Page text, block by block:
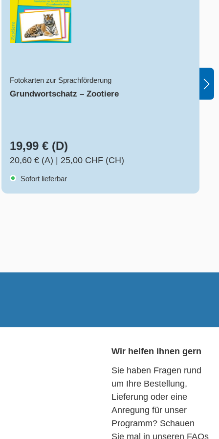
Fotokarten zur Sprachförderung
Grundwortschatz – Zootiere
19,99 € (D)
20,60 € (A) 25,00 CHF (CH)
Sofort lieferbar
Wir helfen Ihnen gern
Sie haben Fragen rund
um Ihre Bestellung,
Lieferung oder eine
Anregung für unser
Programm? Schauen
Sie mal in unseren FAQs